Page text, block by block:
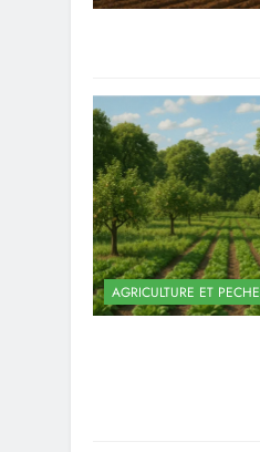
AGRICULTURE ET PECHE